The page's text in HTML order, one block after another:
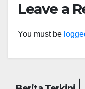
Leave a
You must be